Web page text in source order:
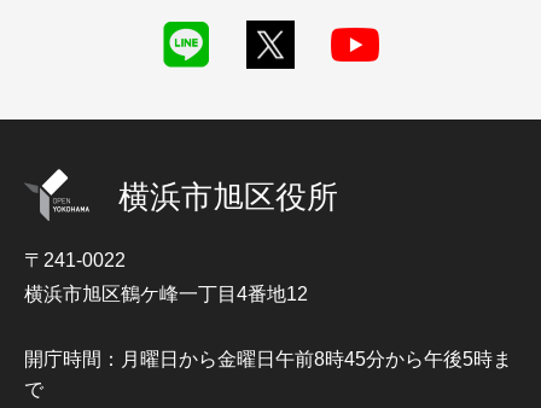
横浜市旭区役所
〒241-0022
横浜市旭区鶴ケ峰一丁目4番地12
開庁時間：月曜日から金曜日午前8時45分から午後5時ま
で